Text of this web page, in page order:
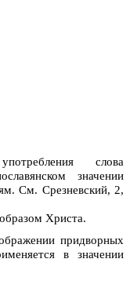
слова
значении
См. Срезневский, 2,
Христа.
придворных
в значении